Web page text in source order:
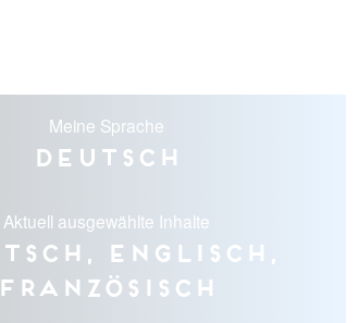
Meine Sprache
Deutsch
Aktuell ausgewählte Inhalte
Englisch,
Französisch